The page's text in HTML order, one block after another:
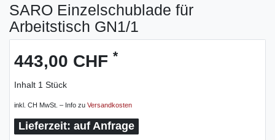
SARO Einzelschublade für
Arbeitstisch GN1/1
443,00 CHF *
Inhalt 1 Stück
inkl. CH MwSt. – Info zu Versandkosten
auf Anfrage